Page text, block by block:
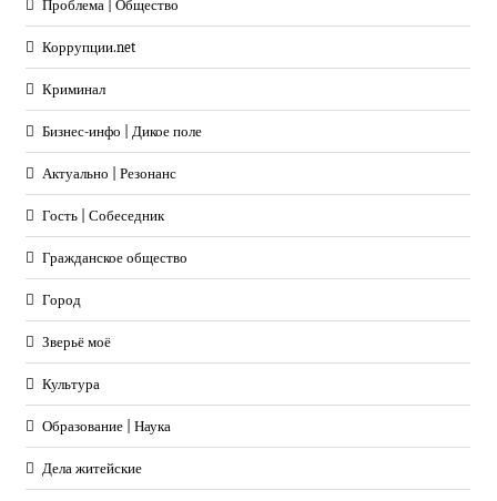
Проблема | Общество
Коррупции.net
Криминал
Бизнес-инфо | Дикое поле
Актуально | Резонанс
Гость | Собеседник
Гражданское общество
Город
Зверьё моё
Культура
Образование | Наука
Дела житейские